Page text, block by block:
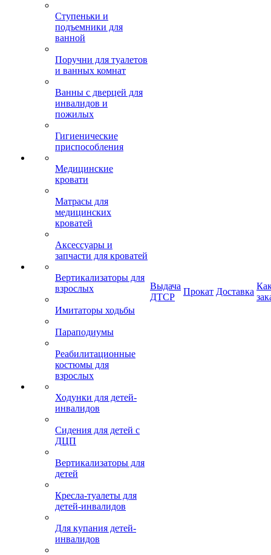
Ступеньки и
подъемники для
ванной
Поручни для туалетов
и ванных комнат
Ванны с дверцей для
инвалидов и
пожилых
Гигиенические
приспособления
Медицинские
кровати
Матрасы для
медицинских
кроватей
Аксессуары и
запчасти для кроватей
Вертикализаторы для
взрослых
Имитаторы ходьбы
Параподиумы
Реабилитационные
костюмы для
взрослых
Ходунки для детей-
инвалидов
Сидения для детей с
ДЦП
Вертикализаторы для
детей
Кресла-туалеты для
детей-инвалидов
Для купания детей-
инвалидов
Выдача
ДТСР
Прокат Доставка